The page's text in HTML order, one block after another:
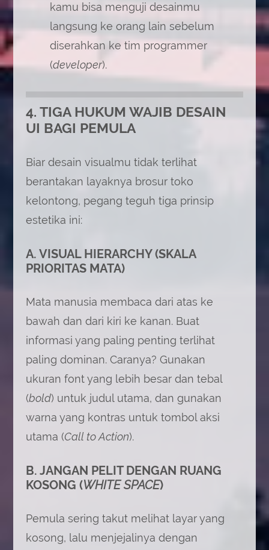
kamu bisa menguji desainmu
langsung ke orang lain sebelum
diserahkan ke tim programmer
(developer).
4. TIGA HUKUM WAJIB DESAIN
UI BAGI PEMULA
Biar desain visualmu tidak terlihat
berantakan layaknya brosur toko
kelontong, pegang teguh tiga prinsip
estetika ini:
A. VISUAL HIERARCHY (SKALA
PRIORITAS MATA)
Mata manusia membaca dari atas ke
bawah dan dari kiri ke kanan. Buat
informasi yang paling penting terlihat
paling dominan. Caranya? Gunakan
ukuran font yang lebih besar dan tebal
(bold) untuk judul utama, dan gunakan
warna yang kontras untuk tombol aksi
utama (Call to Action).
B. JANGAN PELIT DENGAN RUANG
KOSONG (WHITE SPACE)
Pemula sering takut melihat layar yang
kosong, lalu menjejalinya dengan